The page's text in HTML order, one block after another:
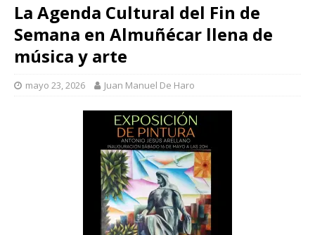
La Agenda Cultural del Fin de
Semana en Almuñécar llena de
música y arte
mayo 23, 2026 Juan Manuel De Haro